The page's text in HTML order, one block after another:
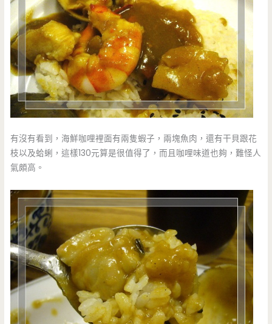
有沒有看到，海鮮咖哩裡面有兩隻蝦子，兩塊魚肉，還有干貝跟花
枝以及蛤蜊，這樣130元算是很值得了，而且咖哩味道也夠，難怪人
氣頗高。